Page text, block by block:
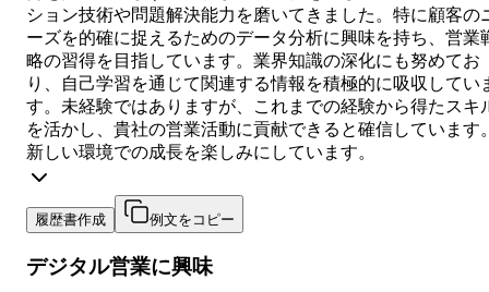
ション技術や問題解決能力を磨いてきました。特に顧客の
ーズを的確に捉えるためのデータ分析に興味を持ち、営業
略の習得を目指しています。業界知識の深化にも努めてお
り、自己学習を通じて関連する情報を積極的に吸収してい
す。未経験ではありますが、これまでの経験から得たスキ
を活かし、貴社の営業活動に貢献できると確信しています
新しい環境での成長を楽しみにしています。
履歴書作成 例文をコピー
デジタル営業に興味